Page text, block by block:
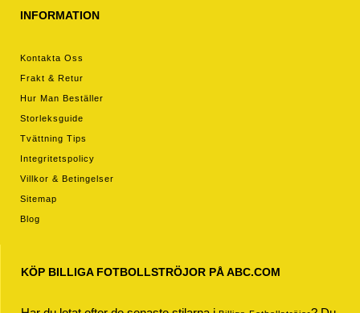
INFORMATION
Kontakta Oss
Frakt & Retur
Hur Man Beställer
Storleksguide
Tvättning Tips
Integritetspolicy
Villkor & Betingelser
Sitemap
Blog
KÖP BILLIGA FOTBOLLSTRÖJOR PÅ ABC.COM